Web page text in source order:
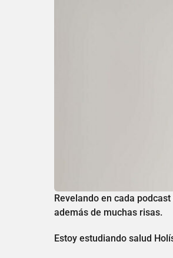
Revelando en cada
además de muchas risas.
Estoy estudiando salud